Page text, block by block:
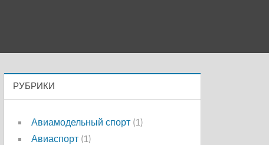
РУБРИКИ
Авиамодельный спорт (1)
Авиаспорт (1)